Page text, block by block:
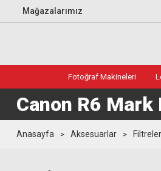
Mağazalarımız
Fotoğraf Makineleri
Canon R6 Mark
Anasayfa Aksesuarlar Filtreler